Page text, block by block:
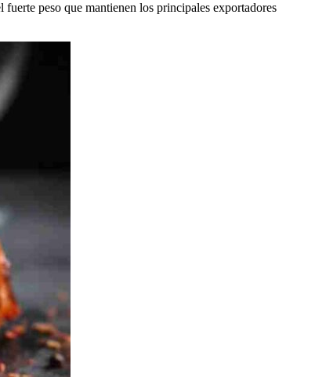
peso que mantienen los principales exportadores